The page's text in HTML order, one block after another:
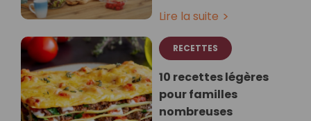
Lire la suite
RECETTES
10 recettes légères
pour familles
nombreuses